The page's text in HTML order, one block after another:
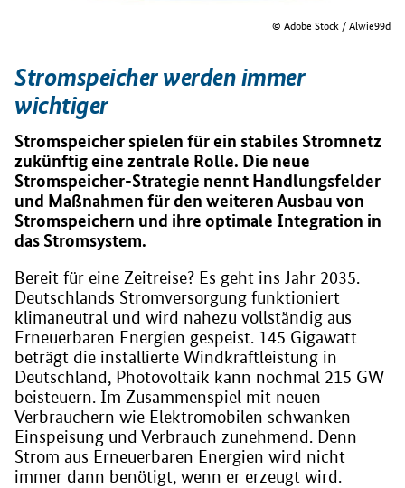
© Adobe Stock / Alwie99d
Stromspeicher werden immer
wichtiger
Stromspeicher spielen für ein stabiles Stromnetz
zukünftig eine zentrale Rolle. Die neue
Stromspeicher-Strategie nennt Handlungsfelder
und Maßnahmen für den weiteren Ausbau von
Stromspeichern und ihre optimale Integration in
das Stromsystem.
Bereit für eine Zeitreise? Es geht ins Jahr 2035.
Deutschlands Stromversorgung funktioniert
klimaneutral und wird nahezu vollständig aus
Erneuerbaren Energien gespeist. 145 Gigawatt
beträgt die installierte Windkraftleistung in
Deutschland, Photovoltaik kann nochmal 215 GW
beisteuern. Im Zusammenspiel mit neuen
Verbrauchern wie Elektromobilen schwanken
Einspeisung und Verbrauch zunehmend. Denn
Strom aus Erneuerbaren Energien wird nicht
immer dann benötigt, wenn er erzeugt wird.